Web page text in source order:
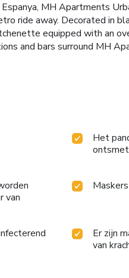
MH Apartments
ride away. Decorated in
equipped with an
and bars surround MH
Het
van
Er zijn
van